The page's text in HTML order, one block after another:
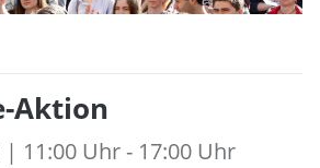
Aktion
| 11:00 Uhr - 17:00 Uhr